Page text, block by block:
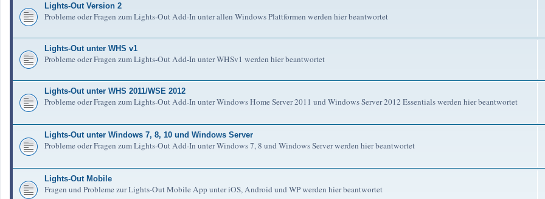
Lights-Out Version 2
Probleme oder Fragen zum Lights-Out Add-In unter allen Windows Plattformen werden hier beantwortet
Lights-Out unter WHS v1
Probleme oder Fragen zum Lights-Out Add-In unter WHSv1 werden hier beantwortet
Lights-Out unter WHS 2011/WSE 2012
Probleme oder Fragen zum Lights-Out Add-In unter Windows Home Server 2011 und Windows Server 2012 Essentials werden hier beantwortet
Lights-Out unter Windows 7, 8, 10 und Windows Server
Probleme oder Fragen zum Lights-Out Add-In unter Windows 7, 8 und Windows Server werden hier beantwortet
Lights-Out Mobile
Fragen und Probleme zur Lights-Out Mobile App unter iOS, Android und WP werden hier beantwortet